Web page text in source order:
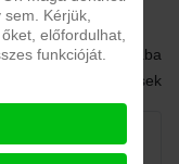
Ternyák Csaba
egri érsek
Kérjük,
előfordulhat,
funkcióját.